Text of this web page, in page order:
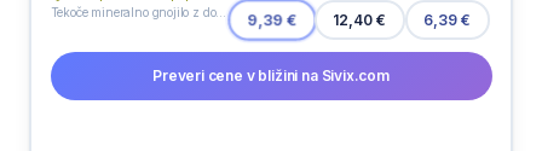
Tekoče mineralno gnojilo z dodatkom guana, Substral, 1,3 l 9,39 € 12,40 € 6,39 €
Preveri cene v bližini na Sivix.com